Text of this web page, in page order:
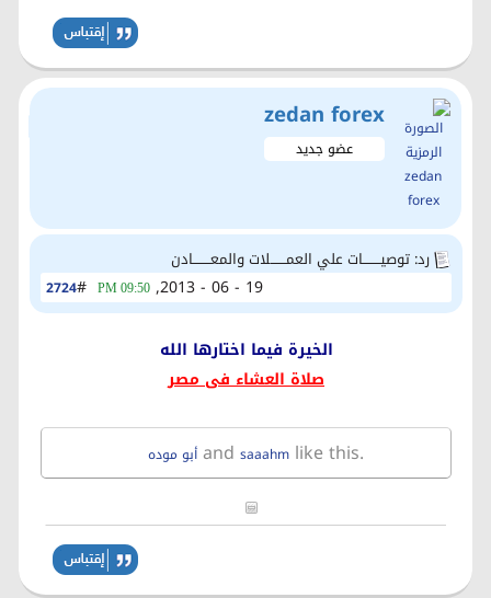
zedan forex
عضو جديد
رد: توصيــــــــات علي العمـــــــلات والمعــــــــادن
2724# 19 - 06 - 2013,
09:50 PM
الخيرة فيما اختارها الله
صلاة العشاء فى مصر
أبو موده and saaahm like this.